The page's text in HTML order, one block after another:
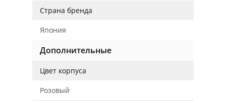
Страна бренда
Япония
Дополнительные
Цвет корпуса
Розовый